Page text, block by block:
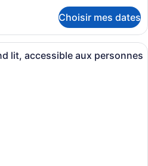
Choisir mes dates
Une chambre d’hôtel moderne
lit, accessible aux personnes